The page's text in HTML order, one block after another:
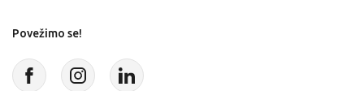
Povežimo se!